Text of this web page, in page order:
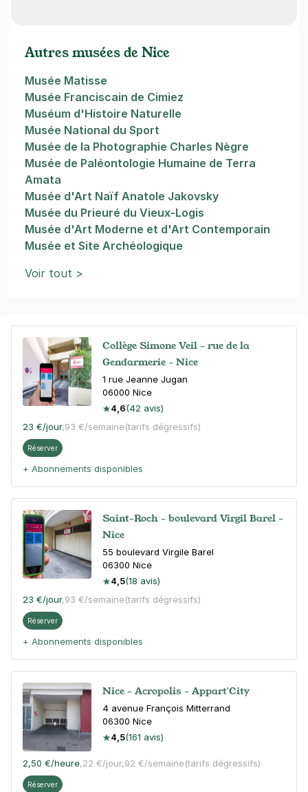
Collège Simone Veil - rue de la
Gendarmerie - Nice
1 rue Jeanne Jugan
06000 Nice
4,6(42 avis)
23 €/jour,93 €/semaine(tarifs dégressifs)
Réserver
+ Abonnements disponibles
Saint-Roch - boulevard Virgil Barel -
Nice
55 boulevard Virgile Barel
06300 Nice
4,5(18 avis)
23 €/jour,93 €/semaine(tarifs dégressifs)
Réserver
+ Abonnements disponibles
Nice - Acropolis - Appart'City
4 avenue François Mitterrand
06300 Nice
4,5(161 avis)
2,50 €/heure,22 €/jour,92 €/semaine(tarifs dégressifs)
Réserver
Autres musées de Nice
Musée Matisse
Musée Franciscain de Cimiez
Muséum d'Histoire Naturelle
Musée National du Sport
Musée de la Photographie Charles Nègre
Musée de Paléontologie Humaine de Terra
Amata
Musée d'Art Naïf Anatole Jakovsky
Musée du Prieuré du Vieux-Logis
Musée d'Art Moderne et d'Art Contemporain
Musée et Site Archéologique
Voir tout >